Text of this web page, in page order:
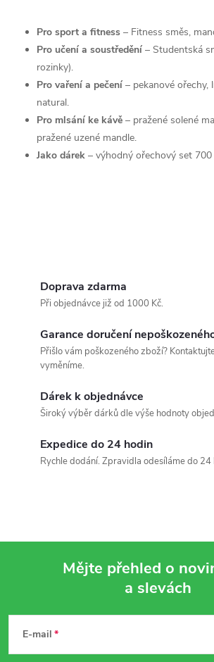
Pro sport a fitness – Fitness směs,
Pro učení a soustředění – Studentská
rozinky).
Pro vaření a pečení – pekanové ořechy,
natural.
Pro mlsání ke kávě – pražené solené
pražené uzené mandle.
Jako dárek – výhodný ořechový set
Doprava zdarma
Při objednávce již od 1000 Kč.
Garance doručení
Přišlo vám poškozeného zboží?
vyměníme.
Dárek k objednávce
Široký výběr dárků dle výše hodnoty
Expedice do 24 hodin
Rychle dodání. Zpravidla odesíláme do 24
Mějte přehled o
a slevách
E-mail